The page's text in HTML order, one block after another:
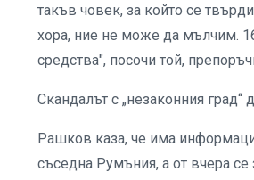
такъв човек, за който се
хора, ние не може да мълчим.
средства", посочи той,
Скандалът с „незаконния град“
Рашков каза, че има
съседна Румъния, а от вчера се